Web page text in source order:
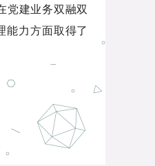
党建业务双融双
能力方面取得了